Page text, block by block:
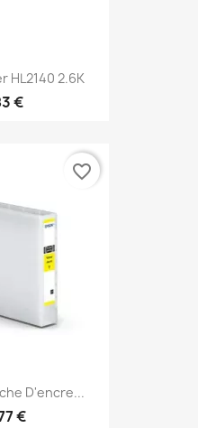
HL2140 2.6K
€
D'encre...
€
favorite_border